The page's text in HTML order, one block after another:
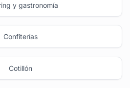
y gastronomía
Confiterías
Cotillón